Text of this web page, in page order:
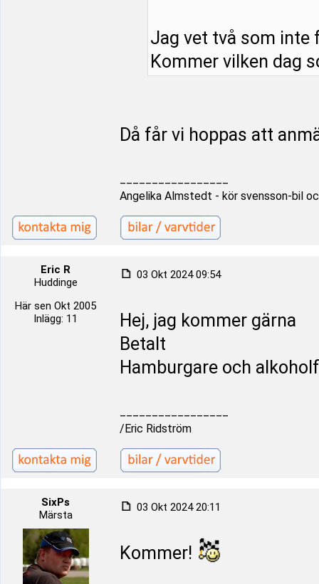
Jag vet två som
Kommer vilken dag
Då får vi hoppas att
Angelika Almstedt - kör svensson-bil
Eric R
Huddinge
Här sen Okt 2005
Inlägg: 11
03 Okt 2024 09:54
Hej, jag kommer gärna
Betalt
Hamburgare och
/Eric Ridström
SixPs
Märsta
03 Okt 2024 20:11
Kommer!